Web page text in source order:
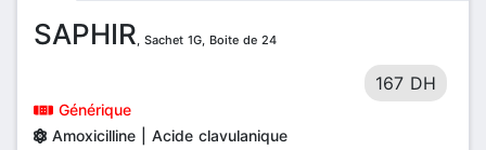
SAPHIR, Sachet 1G, Boite de 24
167 DH
Générique
Amoxicilline | Acide clavulanique